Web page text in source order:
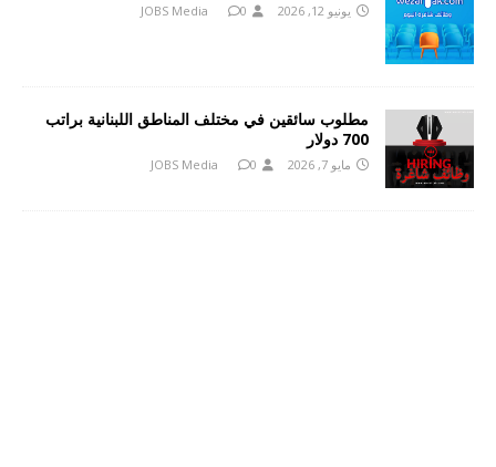
يونيو 12, 2026 JOBS Media 0
مطلوب سائقين في مختلف المناطق اللبنانية براتب
700 دولار
مايو 7, 2026 JOBS Media 0